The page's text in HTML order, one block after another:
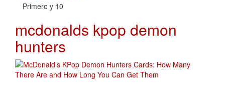
Primero y 10
mcdonalds kpop demon
hunters